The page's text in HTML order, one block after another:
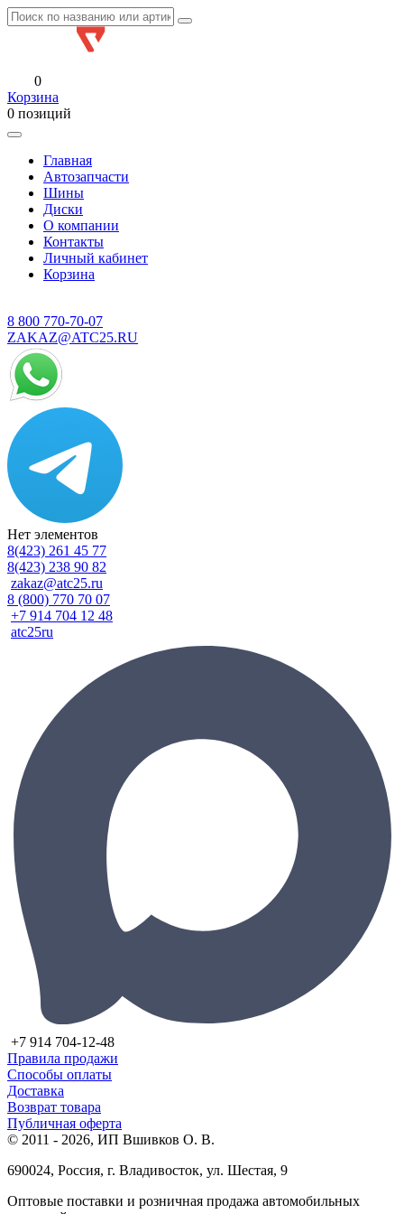
0
Корзина
0 позиций
Главная
Автозапчасти
Шины
Диски
О компании
Контакты
Личный кабинет
Корзина
8 800 770-70-07
ZAKAZ@ATC25.RU
Нет элементов
8(423) 261 45 77
8(423) 238 90 82
zakaz@atc25.ru
8 (800) 770 70 07
+7 914 704 12 48
atc25ru
+7 914 704-12-48
Правила продажи
Способы оплаты
Доставка
Возврат товара
Публичная оферта
© 2011 - 2026, ИП Вшивков О. В.
690024, Россия, г. Владивосток, ул. Шестая, 9
Оптовые поставки и розничная продажа автомобильных